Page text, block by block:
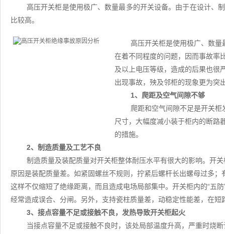
高压开关柜是使用极广、数量最多的开关设备。由于在设计、
比较高。
高压开关柜是使用极广、数
在着不同程度的问题，因而事故率
及以上电压等级，造成的后果也很
出现事故，殃及邻柜的现象更为突
1、爬距及空气间隙不够
爬距和空气间隙不足是开关
尺寸，大幅度减小装于柜内的断路
的措施。
2、制造质量及工艺不良
制造质量及装配质量对开关柜整体耐压水平有很大的影响。开
原因是装配质量差。如紧固螺丝不规则，拧紧后螺杆长出螺母过多
这样不仅缩短了绝缘距离，而且造成电场局部集中。开关柜内的“五
经常造成误合、分闸。另外，支持瓷柱质量差，动稳定性能差，在
3、接点容量不足或接触不良，发热导致开关柜起火
当接点容量不足或接触不良时，该处局部温度升高，严重时烧